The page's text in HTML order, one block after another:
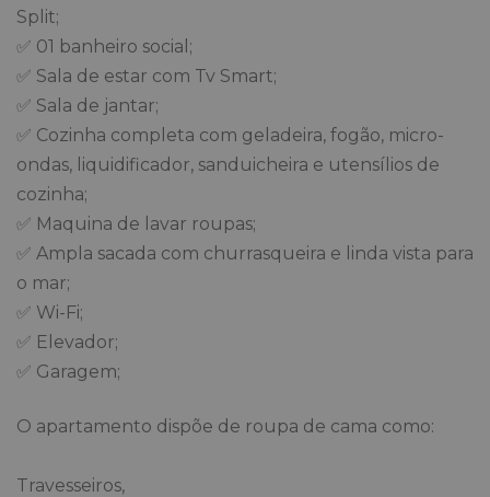
Split;
✅ 01 banheiro social;
✅ Sala de estar com Tv Smart;
✅ Sala de jantar;
✅ Cozinha completa com geladeira, fogão, micro-
ondas, liquidificador, sanduicheira e utensílios de
cozinha;
✅ Maquina de lavar roupas;
✅ Ampla sacada com churrasqueira e linda vista para
o mar;
✅ Wi-Fi;
✅ Elevador;
✅ Garagem;
O apartamento dispõe de roupa de cama como:
Travesseiros,